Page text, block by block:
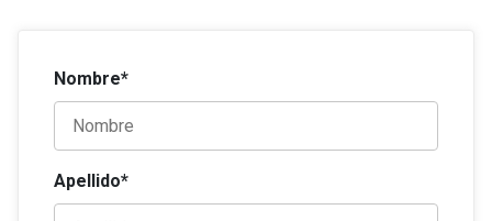
Nombre*
Apellido*